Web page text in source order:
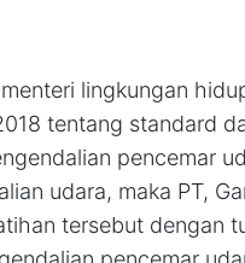
lingkungan
tentang standard
pencemar
udara, maka PT,
tersebut dengan